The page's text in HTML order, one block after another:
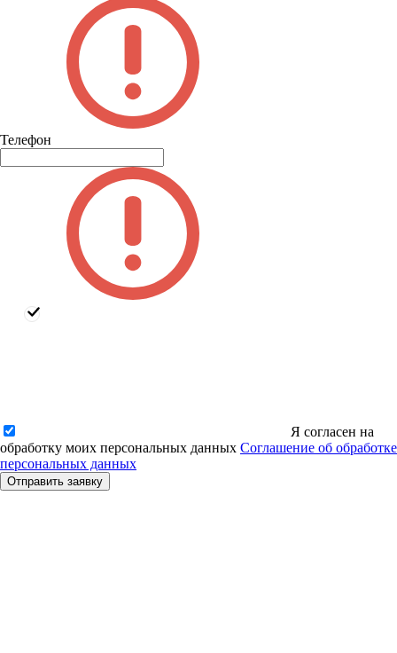
Телефон
Я согласен на
обработку моих персональных данных Соглашение об обработке
персональных данных